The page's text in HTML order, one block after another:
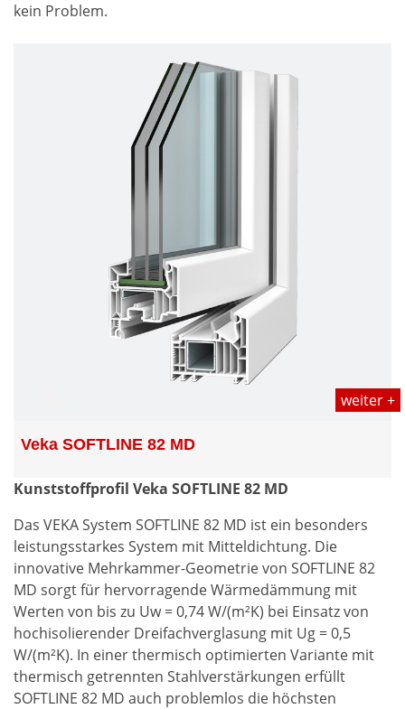
kein Problem.
weiter +
Veka SOFTLINE 82 MD
Kunststoffprofil Veka SOFTLINE 82 MD
Das VEKA System SOFTLINE 82 MD ist ein besonders
leistungsstarkes System mit Mitteldichtung. Die
innovative Mehrkammer-Geometrie von SOFTLINE 82
MD sorgt für hervorragende Wärmedämmung mit
Werten von bis zu Uw = 0,74 W/(m²K) bei Einsatz von
hochisolierender Dreifachverglasung mit Ug = 0,5
W/(m²K). In einer thermisch optimierten Variante mit
thermisch getrennten Stahlverstärkungen erfüllt
SOFTLINE 82 MD auch problemlos die höchsten